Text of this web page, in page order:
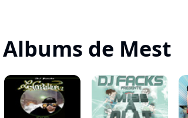
Albums de Mest